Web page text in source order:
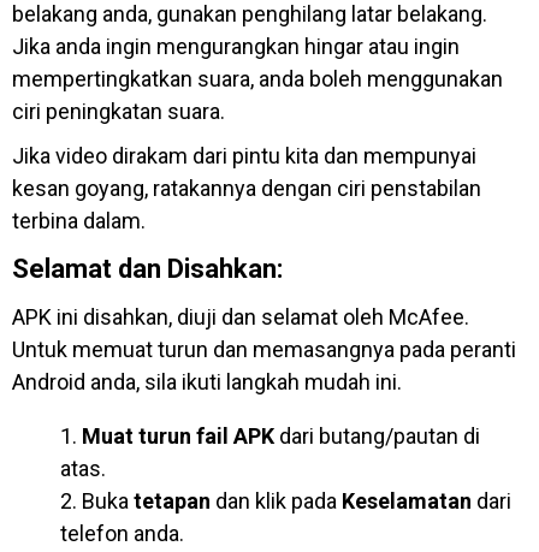
belakang anda, gunakan penghilang latar belakang.
Jika anda ingin mengurangkan hingar atau ingin
mempertingkatkan suara, anda boleh menggunakan
ciri peningkatan suara.
Jika video dirakam dari pintu kita dan mempunyai
kesan goyang, ratakannya dengan ciri penstabilan
terbina dalam.
Selamat dan Disahkan:
APK ini disahkan, diuji dan selamat oleh McAfee.
Untuk memuat turun dan memasangnya pada peranti
Android anda, sila ikuti langkah mudah ini.
Muat turun fail APK dari butang/pautan di
atas.
Bukatetapan dan klik pada Keselamatan dari
telefon anda.